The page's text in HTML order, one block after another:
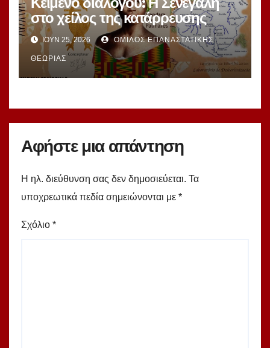
στο χείλος της κατάρρευσης
ΙΟΎΝ 25, 2026 ΌΜΙΛΟΣ ΕΠΑΝΑΣΤΑΤΙΚΉΣ
ΘΕΩΡΊΑΣ
Αφήστε μια απάντηση
Η ηλ. διεύθυνση σας δεν δημοσιεύεται. Τα
υποχρεωτικά πεδία σημειώνονται με *
Σχόλιο *